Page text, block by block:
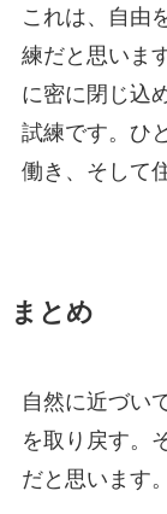
これは、自由
練だと思いま
に密に閉じ込
試練です。ひ
働き、そして
まとめ
自然に近づい
を取り戻す。
だと思います。